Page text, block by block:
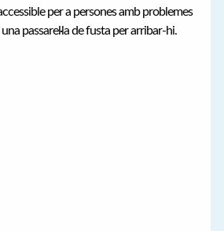
per a persones amb problemes
passarel·la de fusta per arribar-hi.